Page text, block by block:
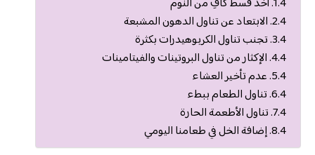
الابتعاد عن تناول الدهون المشبعة
تجنب تناول الكربوهيدرات بكثرة
الإكثار من تناول البروتينات والفيتامينات
عدم تأخير العشاء
تناول الطعام ببطء
تناول الأطعمة الحارة
إضافة الخل في طعامنا اليومي